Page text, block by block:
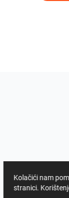
Kolačići nam
stranici.